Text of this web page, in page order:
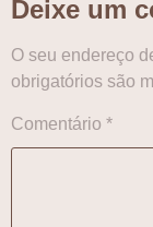
Deixe um
O seu endereço
obrigatórios são
Comentário *